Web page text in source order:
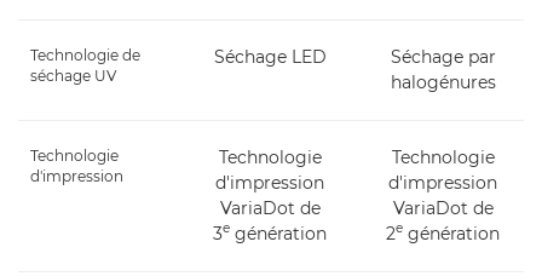
Technologie de
séchage UV
Séchage LED
Séchage par
halogénures
Technologie
d'impression
Technologie
d'impression
VariaDot de
3e génération
Technologie
d'impression
VariaDot de
2e génération